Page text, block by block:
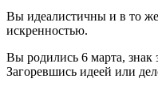
Вы идеалистичны и в то
искренностью.
Вы родились 6 марта,
Загоревшись идеей или